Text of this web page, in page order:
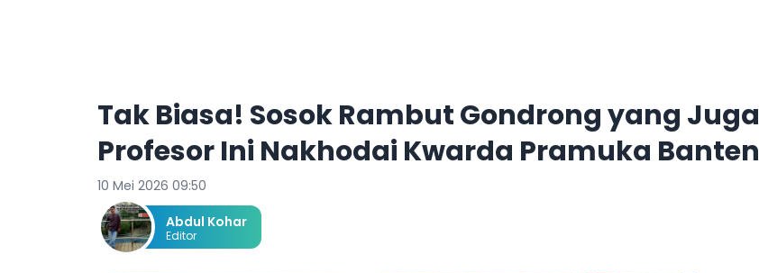
Tak Biasa! Sosok Rambut Gondrong yang Juga
Profesor Ini Nakhodai Kwarda Pramuka Banten
10 Mei 2026 09:50
Abdul Kohar
Editor